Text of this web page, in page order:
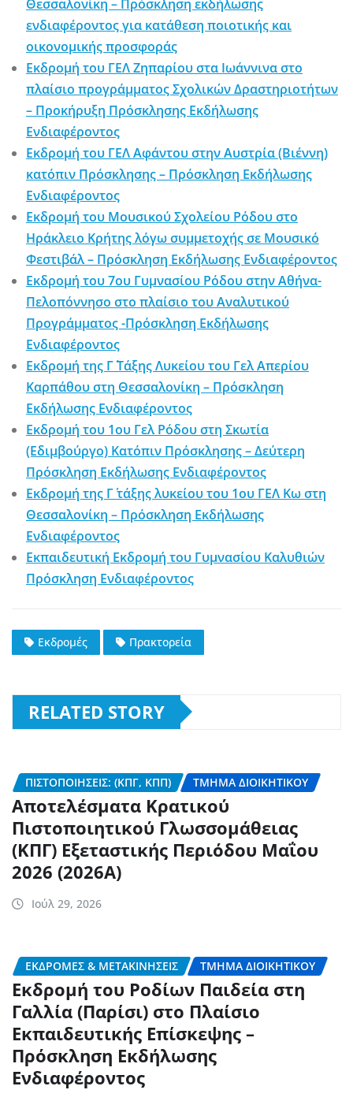
Θεσσαλονίκη – Πρόσκληση εκδήλωσης
ενδιαφέροντος για κατάθεση ποιοτικής και
οικονομικής προσφοράς
Εκδρομή του ΓΕΛ Ζηπαρίου στα Ιωάννινα στο
πλαίσιο προγράμματος Σχολικών Δραστηριοτήτων
– Προκήρυξη Πρόσκλησης Εκδήλωσης
Ενδιαφέροντος
Εκδρομή του ΓΕΛ Αφάντου στην Αυστρία (Βιέννη)
κατόπιν Πρόσκλησης – Πρόσκληση Εκδήλωσης
Ενδιαφέροντος
Εκδρομή του Μουσικού Σχολείου Ρόδου στο
Ηράκλειο Κρήτης λόγω συμμετοχής σε Μουσικό
Φεστιβάλ – Πρόσκληση Εκδήλωσης Ενδιαφέροντος
Εκδρομή του 7ου Γυμνασίου Ρόδου στην Αθήνα-
Πελοπόννησο στο πλαίσιο του Αναλυτικού
Προγράμματος -Πρόσκληση Εκδήλωσης
Ενδιαφέροντος
Εκδρομή της Γ΄ Τάξης Λυκείου του Γελ Απερίου
Καρπάθου στη Θεσσαλονίκη – Πρόσκληση
Εκδήλωσης Ενδιαφέροντος
Εκδρομή του 1ου Γελ Ρόδου στη Σκωτία
(Εδιμβούργο) Κατόπιν Πρόσκλησης – Δεύτερη
Πρόσκληση Εκδήλωσης Ενδιαφέροντος
Εκδρομή της Γ΄ τάξης λυκείου του 1ου ΓΕΛ Κω στη
Θεσσαλονίκη – Πρόσκληση Εκδήλωσης
Ενδιαφέροντος
Εκπαιδευτική Εκδρομή του Γυμνασίου Καλυθιών
Πρόσκληση Ενδιαφέροντος
Εκδρομές Πρακτορεία
RELATED STORY
ΠΙΣΤΟΠΟΙΉΣΕΙΣ: (ΚΠΓ, ΚΠΠ) ΤΜΉΜΑ ΔΙΟΙΚΗΤΙΚΟΎ
Αποτελέσματα Κρατικού
Πιστοποιητικού Γλωσσομάθειας
(ΚΠΓ) Εξεταστικής Περιόδου Μαΐου
2026 (2026Α)
Ιούλ 29, 2026
ΕΚΔΡΟΜΈΣ & ΜΕΤΑΚΙΝΉΣΕΙΣ ΤΜΉΜΑ ΔΙΟΙΚΗΤΙΚΟΎ
Εκδρομή του Ροδίων Παιδεία στη
Γαλλία (Παρίσι) στο Πλαίσιο
Εκπαιδευτικής Επίσκεψης –
Πρόσκληση Εκδήλωσης
Ενδιαφέροντος